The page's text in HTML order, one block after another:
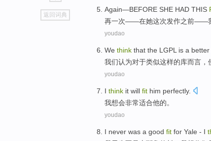
go
top
返回词典
Again—BEFORE SHE HAD THIS
再一次——在她这次发作之前——
youdao
We think that the LGPL is a better
我们认为对于类似这样的库而言，
youdao
I think it will fit him perfectly.
我想会非常适合他的。
youdao
I never was a good fit for Yale - I